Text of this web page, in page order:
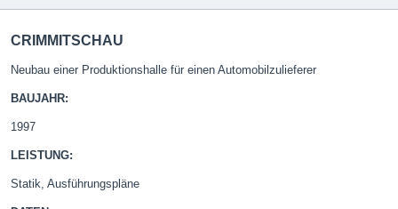
CRIMMITSCHAU
Neubau einer Produktionshalle für einen Automobilzulieferer
BAUJAHR:
1997
LEISTUNG:
Statik, Ausführungspläne